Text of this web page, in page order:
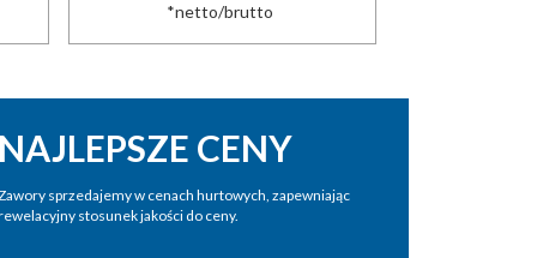
*netto/brutto
CENY
sprzedajemy w cenach hurtowych, zapewniając
stosunek jakości do ceny.